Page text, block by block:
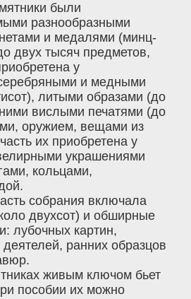
были
разнообразными
и медалями (минц-
двух тысяч предметов,
у
и медными
литыми образами (до
вислыми печатями (до
оружием, вещами из
их приобретена у
украшениями
кольцами,
собрания включала
двухсот) и обширные
лубочных картин,
деятелей, ранних образцов
живым ключом бьет
пособии их можно